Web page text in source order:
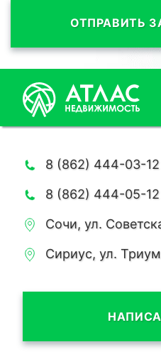
ОТПРАВИТЬ
8 (862) 444-03-12
8 (862) 444-05-12
Сочи, ул.
Сириус, ул.